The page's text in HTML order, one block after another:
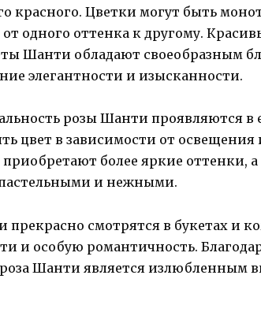
красного. Цветки могут быть
одного оттенка к другому.
Шанти обладают своеобразным
элегантности и изысканности.
розы Шанти проявляются в
цвет в зависимости от освещения
более яркие оттенки, а
пастельными и нежными.
смотрятся в букетах и
и особую романтичность.
Шанти является излюбленным